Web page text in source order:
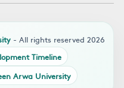
- All rights reserved 2026
Timeline
Arwa University